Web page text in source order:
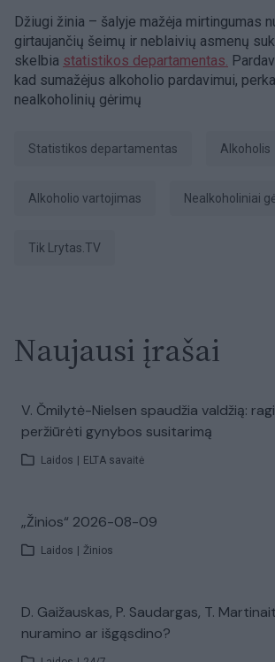
Džiugi žinia – šalyje mažėja mirtingumas
girtaujančių šeimų ir neblaivių asmenų
skelbia statistikos departamentas.
kad sumažėjus alkoholio pardavimui,
nealkoholinių gėrimų
Statistikos departamentas Alkoholis
alkoholio vartojimas nealkoholiniai
tik Lrytas.TV
Naujausi įrašai
V. Čmilytė-Nielsen spaudžia valdžią:
peržiūrėti gynybos susitarimą
Laidos ELTA savaitė
„Žinios“ 2026-08-09
Laidos Žinios
D. Gaižauskas, P. Saudargas, T.
nuramino ar išgąsdino?